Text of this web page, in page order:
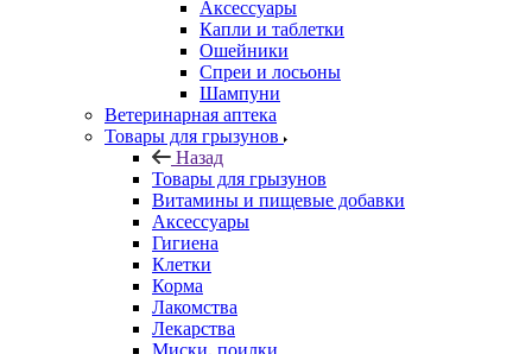
Аксессуары
Капли и таблетки
Ошейники
Спреи и лосьоны
Шампуни
Ветеринарная аптека
Товары для грызунов
Назад
Товары для грызунов
Витамины и пищевые добавки
Аксессуары
Гигиена
Клетки
Корма
Лакомства
Лекарства
Миски, поилки